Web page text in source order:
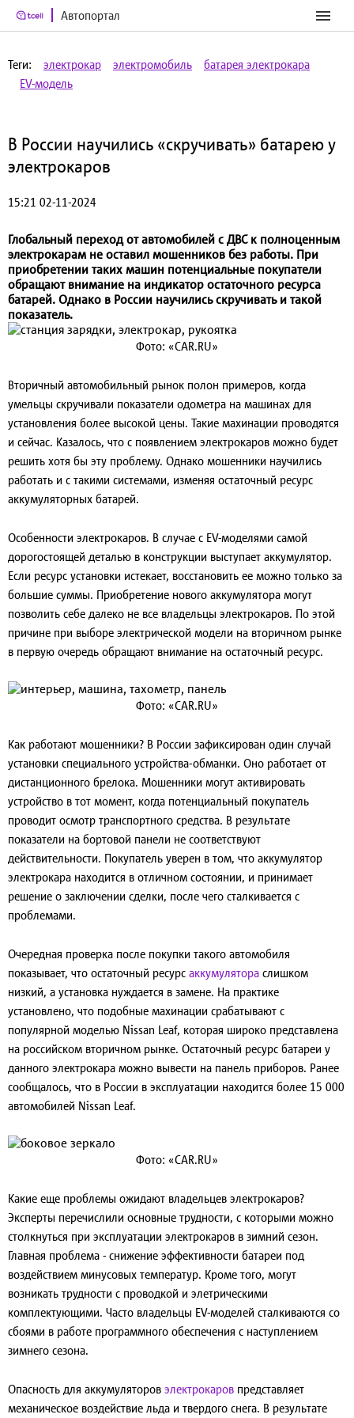
Автопортал
Теги: электрокар электромобиль
батарея электрокара
EV-модель
В России научились «скручивать» батарею у
электрокаров
15:21 02-11-2024
Глобальный переход от автомобилей с ДВС к полноценным
электрокарам не оставил мошенников без работы. При
приобретении таких машин потенциальные покупатели
обращают внимание на индикатор остаточного ресурса
батарей. Однако в России научились скручивать и такой
показатель.
Фото: «CAR.RU»
Вторичный автомобильный рынок полон примеров, когда
умельцы скручивали показатели одометра на машинах для
установления более высокой цены. Такие махинации проводятся
и сейчас. Казалось, что с появлением электрокаров можно будет
решить хотя бы эту проблему. Однако мошенники научились
работать и с такими системами, изменяя остаточный ресурс
аккумуляторных батарей.
Особенности электрокаров. В случае с EV-моделями самой
дорогостоящей деталью в конструкции выступает аккумулятор.
Если ресурс установки истекает, восстановить ее можно только за
большие суммы. Приобретение нового аккумулятора могут
позволить себе далеко не все владельцы электрокаров. По этой
причине при выборе электрической модели на вторичном рынке
в первую очередь обращают внимание на остаточный ресурс.
Фото: «CAR.RU»
Как работают мошенники? В России зафиксирован один случай
установки специального устройства-обманки. Оно работает от
дистанционного брелока. Мошенники могут активировать
устройство в тот момент, когда потенциальный покупатель
проводит осмотр транспортного средства. В результате
показатели на бортовой панели не соответствуют
действительности. Покупатель уверен в том, что аккумулятор
электрокара находится в отличном состоянии, и принимает
решение о заключении сделки, после чего сталкивается с
проблемами.
Очередная проверка после покупки такого автомобиля
показывает, что остаточный ресурс аккумулятора слишком
низкий, а установка нуждается в замене. На практике
установлено, что подобные махинации срабатывают с
популярной моделью Nissan Leaf, которая широко представлена
на российском вторичном рынке. Остаточный ресурс батареи у
данного электрокара можно вывести на панель приборов. Ранее
сообщалось, что в России в эксплуатации находится более 15 000
автомобилей Nissan Leaf.
Фото: «CAR.RU»
Какие еще проблемы ожидают владельцев электрокаров?
Эксперты перечислили основные трудности, с которыми можно
столкнуться при эксплуатации электрокаров в зимний сезон.
Главная проблема - снижение эффективности батареи под
воздействием минусовых температур. Кроме того, могут
возникать трудности с проводкой и элетрическими
комплектующими. Часто владельцы EV-моделей сталкиваются со
сбоями в работе программного обеспечения с наступлением
зимнего сезона.
Опасность для аккумуляторов электрокаров представляет
механическое воздействие льда и твердого снега. В результате